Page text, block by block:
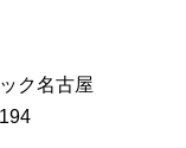
ク名古屋